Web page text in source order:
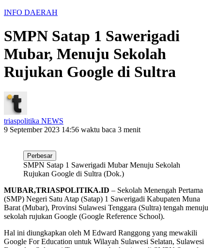
INFO DAERAH
SMPN Satap 1 Sawerigadi
Mubar, Menuju Sekolah
Rujukan Google di Sultra
triaspolitika NEWS
9 September 2023 14:56 waktu baca 3 menit
Perbesar
SMPN Satap 1 Sawerigadi Mubar Menuju Sekolah
Rujukan Google di Sultra (Dok.)
MUBAR,TRIASPOLITIKA.ID – Sekolah Menengah Pertama
(SMP) Negeri Satu Atap (Satap) 1 Sawerigadi Kabupaten Muna
Barat (Mubar), Provinsi Sulawesi Tenggara (Sultra) tengah menuju
sekolah rujukan Google (Google Reference School).
Hal ini diungkapkan oleh M Edward Ranggong yang mewakili
Google For Education untuk Wilayah Sulawesi Selatan, Sulawesi